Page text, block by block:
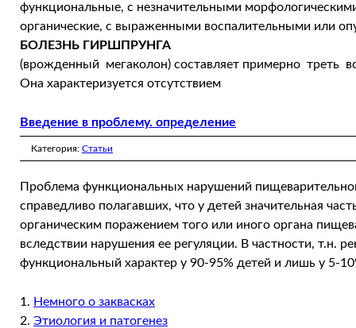
функциональные, с незначительными
органические, с выраженными воспалительными или
БОЛЕЗНЬ ГИРШПРУНГА
(врожденный мегаколон) составляет примерно треть
Она характеризуется отсутствием
Введение в проблему. определение
Категория: Статьи
Проблема функциональных нарушений
справедливо полагавших, что у детей значительная
органическим поражением того или иного органа
вследствии нарушения ее регуляции. В частности, т.н.
функциональный характер у 90-95% детей и лишь у 5-
Немного о заквасках
Этиология и патогенез